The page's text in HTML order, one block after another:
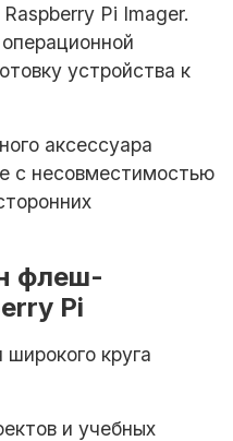
Pi Imager.
устройства к
аксессуара
с несовместимостью
флеш-
Pi
круга
и учебных